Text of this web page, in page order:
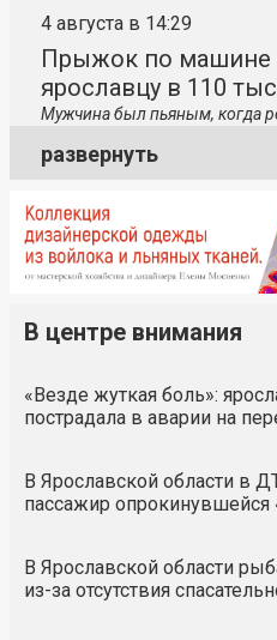
4 августа в 14:29
Прыжок по машине
ярославцу в 110
Мужчина был пьяным, когда
развернуть
В центре внимания
«Везде жуткая боль»:
пострадала в аварии на
В Ярославской области в
пассажир
В Ярославской области
из-за отсутствия